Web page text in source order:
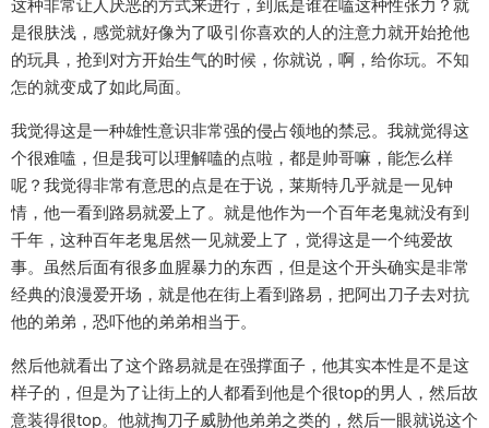
这种非常让人厌恶的方式来进行，到底是谁在嗑这种性张力？就
是很肤浅，感觉就好像为了吸引你喜欢的人的注意力就开始抢他
的玩具，抢到对方开始生气的时候，你就说，啊，给你玩。不知
怎的就变成了如此局面。
我觉得这是一种雄性意识非常强的侵占领地的禁忌。我就觉得这
个很难嗑，但是我可以理解嗑的点啦，都是帅哥嘛，能怎么样
呢？我觉得非常有意思的点是在于说，莱斯特几乎就是一见钟
情，他一看到路易就爱上了。就是他作为一个百年老鬼就没有到
千年，这种百年老鬼居然一见就爱上了，觉得这是一个纯爱故
事。虽然后面有很多血腥暴力的东西，但是这个开头确实是非常
经典的浪漫爱开场，就是他在街上看到路易，把阿出刀子去对抗
他的弟弟，恐吓他的弟弟相当于。
然后他就看出了这个路易就是在强撑面子，他其实本性是不是这
样子的，但是为了让街上的人都看到他是个很top的男人，然后故
意装得很top。他就掏刀子威胁他弟弟之类的，然后一眼就说这个